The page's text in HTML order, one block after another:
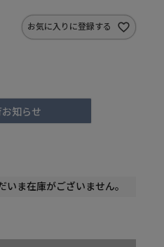
お気に入りに登録する
知らせ
いま在庫がございません。